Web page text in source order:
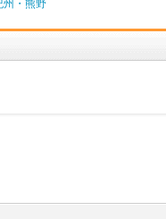
州・熊野